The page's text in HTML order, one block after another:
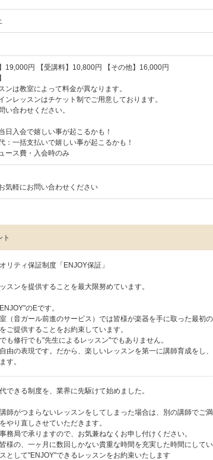
】19,000円 【受講料】10,800円 【その他】16,000円
ンは教室によって料金が異なります。
ンレッスンはチケット制でご用意しております。
い合わせください。
日入会で嬉しい事が起こるかも！
：一括支払いで嬉しい事が起こるかも！
ース費・入会時のみ
気軽にお問い合わせください
ト
リティ保証制度「ENJOY保証」
スンを提供することを最大限努めています。
のEです。
（音ガール前進のサービス）では皆様が楽器を手に取った最初
ご提供することをお約束しています。
も修行でも"先生によるレッスン"でもありません。
由の表現です。だから、楽しいレッスンを第一に講師育成をし
す。
できる制度を、業界に先駆けて始めました。
師がつまらないレッスンをしてしまった場合は、別の講師でご
やり直しさせていただきます。
務局で承りますので、お気兼ねなくお申し付けください。
様の、一ヶ月に数回しかない貴重な時間を充実した時間にして
として"ENJOY"できるレッスンをお約束いたします